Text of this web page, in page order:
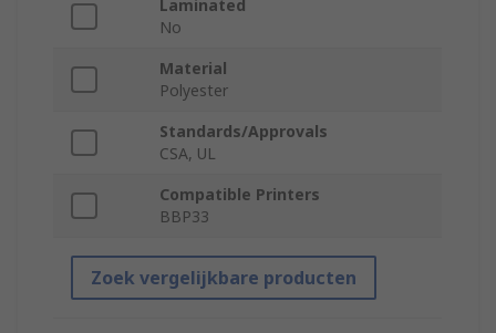
Laminated
No
Material
Polyester
Standards/Approvals
CSA, UL
Compatible Printers
BBP33
Zoek vergelijkbare producten